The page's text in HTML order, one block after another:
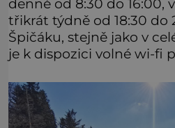
denně od 8:30 do 16:00,
třikrát týdně od 18:30 do
Špičáku, stejně jako v
je k dispozici volné wi-fi